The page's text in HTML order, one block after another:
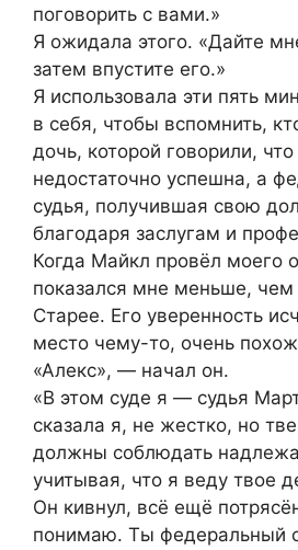
поговорить с вами.»
Я ожидала этого. «Дайте
затем впустите его.»
Я использовала эти пять
в себя, чтобы вспомнить,
дочь, которой говорили, что
недостаточно успешна, а
судья, получившая свою
благодаря заслугам и
Когда Майкл провёл моего
показался мне меньше, чем
Старее. Его уверенность
место чему-то, очень
«Алекс», — начал он.
«В этом суде я — судья
сказала я, не жестко, но
должны соблюдать
учитывая, что я веду твое
Он кивнул, всё ещё
понимаю. Ты федеральный